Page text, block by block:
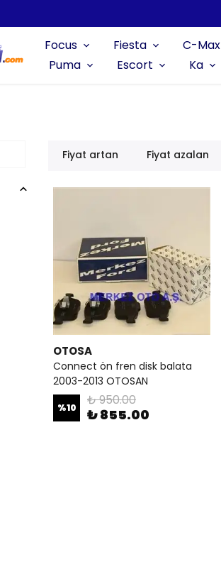
Focus Fiesta C-Max
Puma
Escort Ka
Fiyat artan Fiyat azalan
OTOSA
Connect ön fren disk balata
2003-2013 OTOSAN
%10 ₺ 950.00
₺ 855.00